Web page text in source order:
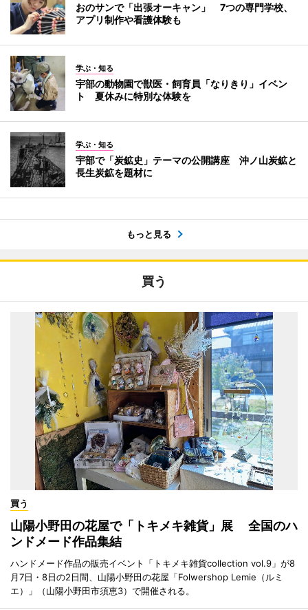
おのサンで「出張オーキャン」 7つの専門学校、
アプリ制作や看護体験も
学ぶ・知る
宇部の動物園で獣医・飼育員「なりきり」イベン
ト 夏休みに特別な体験を
学ぶ・知る
宇部で「炭鉱史」テーマの公開講座 沖ノ山炭鉱と
長生炭鉱を題材に
もっと見る
買う
買う
山陽小野田の花屋で「トキメキ雑貨」展 全国のハ
ンドメード作品集結
ハンドメード作品の販売イベント「トキメキ雑貨collection vol.9」が8
月7日・8日の2日間、山陽小野田の花屋「Folwershop Lemie（ルミ
エ）」（山陽小野田市須恵3）で開催される。